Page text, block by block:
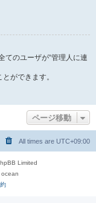
てのユーザが“管理人に連
ができます。
ページ移動
All times are UTC+09:00
Limited